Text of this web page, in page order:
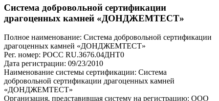
Система добровольной сертификации
драгоценных камней «ДОНДЖЕМТЕСТ»
Полное наименование: Система добровольной сертификации
драгоценных камней «ДОНДЖЕМТЕСТ»
Рег. номер: РОСС RU.З676.04ДНТ0
Дата регистрации: 09/23/2010
Наименование системы сертификации: Система
добровольной сертификации драгоценных камней
«ДОНДЖЕМТЕСТ»
Организация, представившая систему на регистрацию: ООО